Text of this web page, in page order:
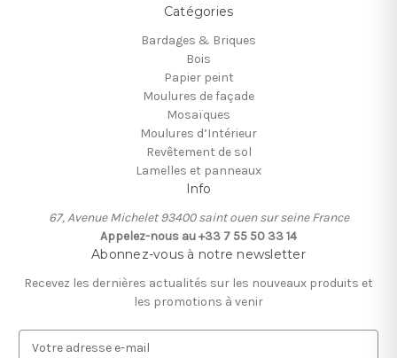
Catégories
Bardages & Briques
Bois
Papier peint
Moulures de façade
Mosaïques
Moulures d’Intérieur
Revêtement de sol
Lamelles et panneaux
Info
67, Avenue Michelet 93400 saint ouen sur seine France
Appelez-nous au +33 7 55 50 33 14
Abonnez-vous à notre newsletter
Recevez les dernières actualités sur les nouveaux produits et
les promotions à venir